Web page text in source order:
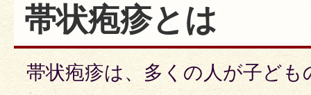
帯状疱疹とは
帯状疱疹は、多くの人が子ども